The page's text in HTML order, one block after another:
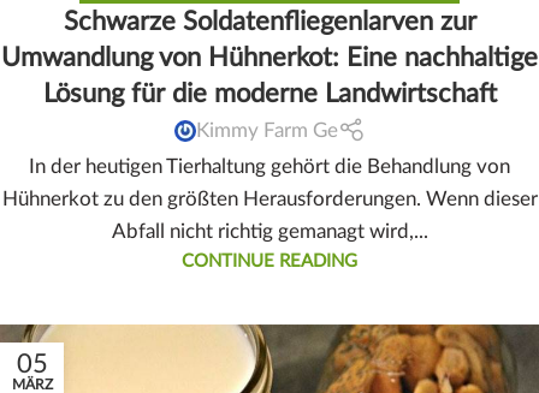
Schwarze Soldatenfliegenlarven zur
Umwandlung von Hühnerkot: Eine nachhaltige
Lösung für die moderne Landwirtschaft
Kimmy Farm Ge
In der heutigen Tierhaltung gehört die Behandlung von
Hühnerkot zu den größten Herausforderungen. Wenn dieser
Abfall nicht richtig gemanagt wird,...
CONTINUE READING
05
MÄRZ